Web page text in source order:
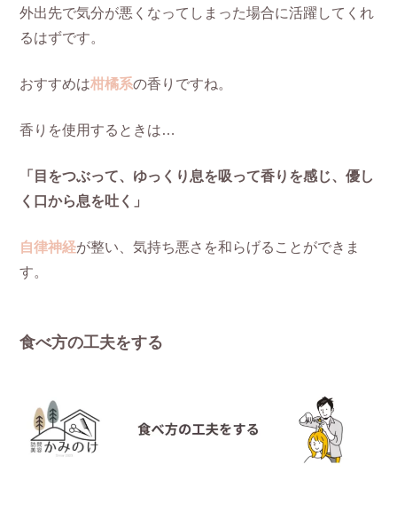
外出先で気分が悪くなってしまった場合に活躍してくれ
るはずです。
おすすめは柑橘系の香りですね。
香りを使用するときは…
「目をつぶって、ゆっくり息を吸って香りを感じ、優し
く口から息を吐く」
自律神経が整い、気持ち悪さを和らげることができま
す。
食べ方の工夫をする